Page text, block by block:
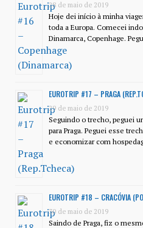
28 de maio de 2019
Hoje dei início à minha
toda a Europa. Comecei
Dinamarca, Copenhage.
EUROTRIP #17 – PRAGA
29 de maio de 2019
Seguindo o trecho, peguei
para Praga. Peguei esse
e economizar com
EUROTRIP #18 – CRACÓVIA
30 de maio de 2019
Saindo de Praga, fiz o